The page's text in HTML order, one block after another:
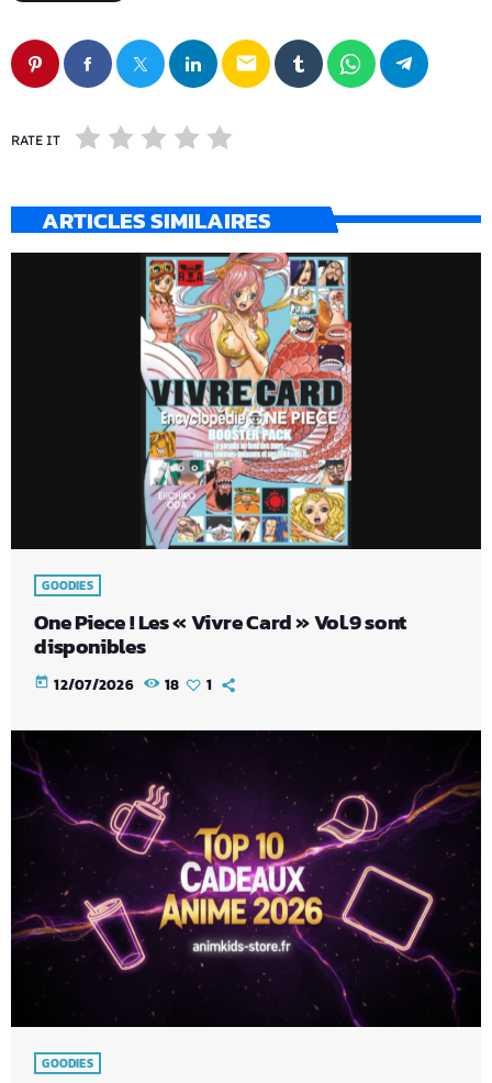
email
RATE IT
ARTICLES SIMILAIRES
GOODIES
One Piece ! Les « Vivre Card » Vol.9 sont
disponibles
today 12/07/2026 18 1
GOODIES